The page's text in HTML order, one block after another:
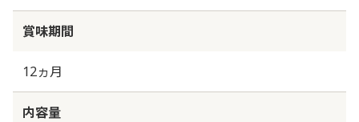
賞味期間
12ヵ月
内容量